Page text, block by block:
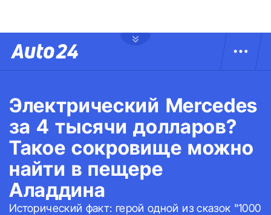
Электрический Mercedes
за 4 тысячи долларов?
Такое сокровище можно
найти в пещере
Аладдина
Исторический факт: герой одной из сказок "1000